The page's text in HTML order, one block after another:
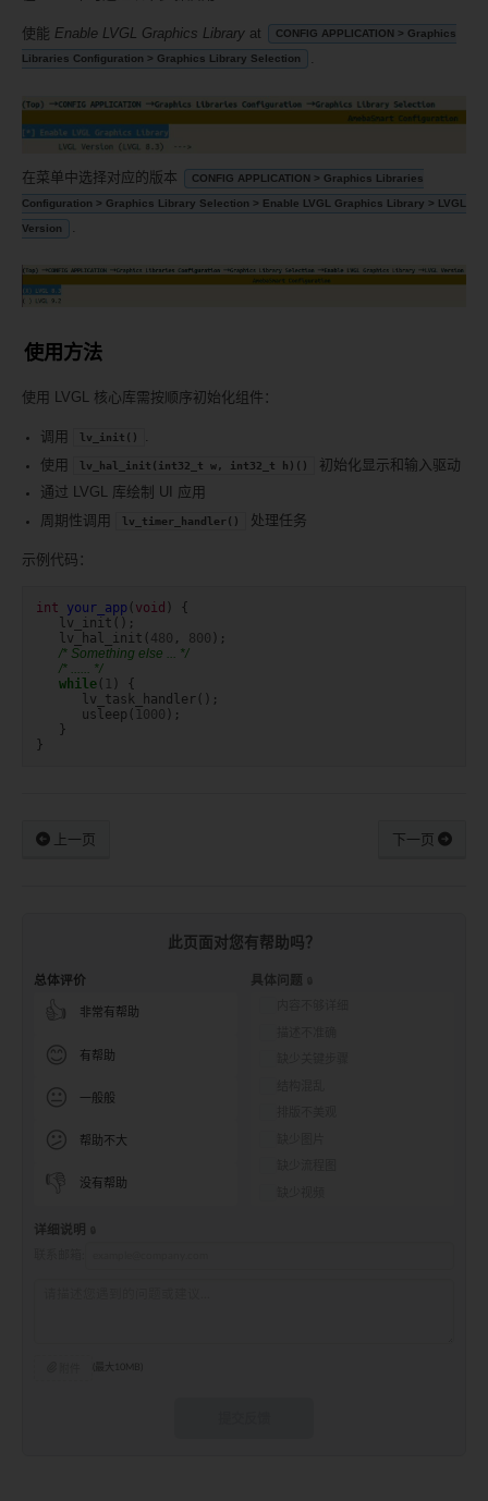
使能 Enable LVGL Graphics Library at CONFIG APPLICATION > Graphics
Libraries Configuration > Graphics Library Selection
在菜单中选择对应的版本 CONFIG APPLICATION > Graphics Libraries
Configuration > Graphics Library Selection > Enable LVGL Graphics Library > LVGL
Version .
使用方法
使用 LVGL 核心库需按顺序初始化组件：
调用 lv_init()
.
使用
lv_hal_init(int32_t w, int32_t h)()
初始化显示和输入驱动
通过 LVGL 库绘制 UI 应用
周期性调用
lv_timer_handler() 处理任务
示例代码：
int your_app ( void )
{
lv_init ();
lv_hal_init ( 480 , 800 );
/* Something else ... */
/* ...... */
while ( 1 )
{
lv_task_handler ();
usleep ( 1000 );
}
}
下一页
上一页
此页面对您有帮助吗？
总体评价
👍 非常有帮助
😊 有帮助
😐 一般般
😕 帮助不大
👎 没有帮助
具体问题
详细说明
(最大10MB)